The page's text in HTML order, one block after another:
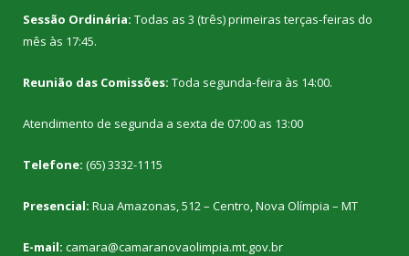
Sessão Ordinária: Todas as 3 (três) primeiras terças-feiras do
mês às 17:45.
Reunião das Comissões: Toda segunda-feira às 14:00.
Atendimento de segunda a sexta de 07:00 as 13:00
Telefone: (65) 3332-1115
Presencial: Rua Amazonas, 512 – Centro, Nova Olímpia – MT
E-mail: camara@camaranovaolimpia.mt.gov.br